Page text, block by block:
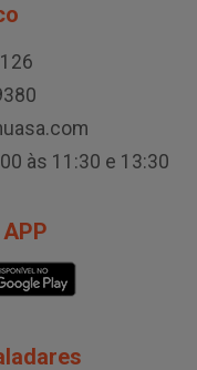
às 11:30 e 13:30